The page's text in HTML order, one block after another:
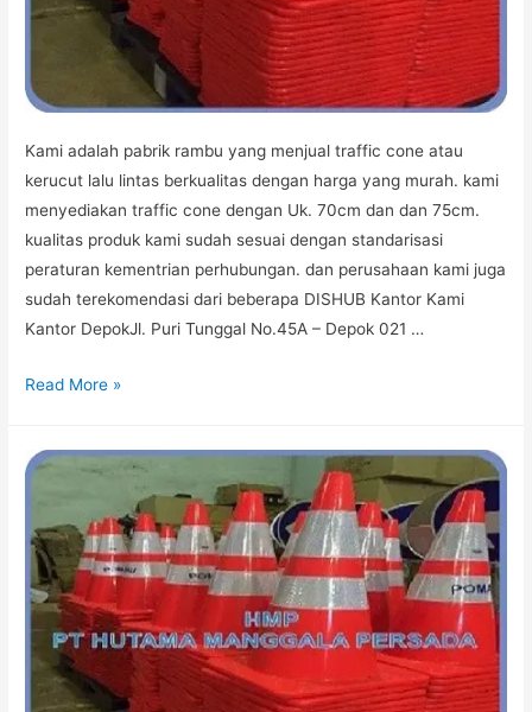
Kami adalah pabrik rambu yang menjual traffic cone atau
kerucut lalu lintas berkualitas dengan harga yang murah. kami
menyediakan traffic cone dengan Uk. 70cm dan dan 75cm.
kualitas produk kami sudah sesuai dengan standarisasi
peraturan kementrian perhubungan. dan perusahaan kami juga
sudah terekomendasi dari beberapa DISHUB Kantor Kami
Kantor DepokJl. Puri Tunggal No.45A – Depok 021 …
TRAFFIC
Read More »